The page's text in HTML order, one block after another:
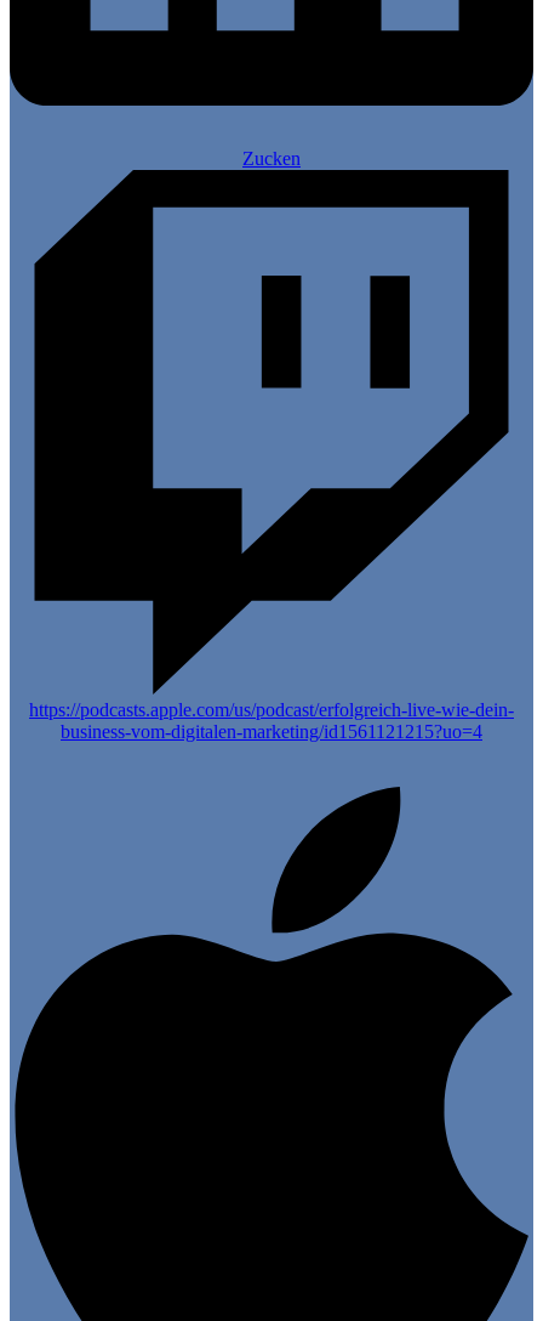
Zucken
https://podcasts.apple.com/us/podcast/erfolgreich-live-wie-dein-
business-vom-digitalen-marketing/id1561121215?uo=4